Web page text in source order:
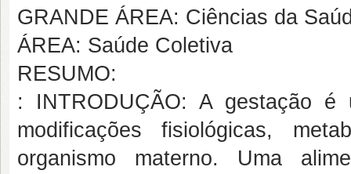
GRANDE ÁREA: Ciências da
ÁREA: Saúde Coletiva
RESUMO:
: INTRODUÇÃO: A gestação é
modificações fisiológicas,
organismo materno. Uma